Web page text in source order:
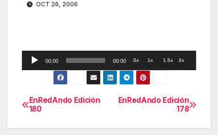
OCT 26, 2006
Reproductor
de
00:00 00:00 .5x 1x 1.5x 2x
Navegación
de
EnRedAndo Edición
178
EnRedAndo Edición
180